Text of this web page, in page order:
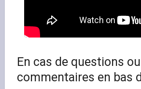
En cas de questions
commentaires en bas